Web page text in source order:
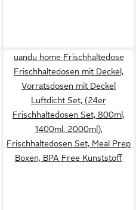
uandu home Frischhaltedose
Frischhaltedosen mit Deckel,
Vorratsdosen mit Deckel
Luftdicht Set, (24er
Frischhaltedosen Set, 800ml,
1400ml, 2000ml),
Frischhaltedosen Set, Meal Prep
Boxen, BPA Free Kunststoff